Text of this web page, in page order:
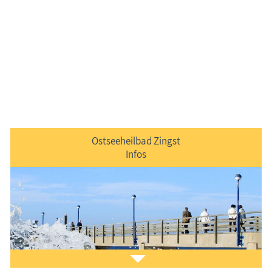
Ostseeheilbad Zingst
Infos